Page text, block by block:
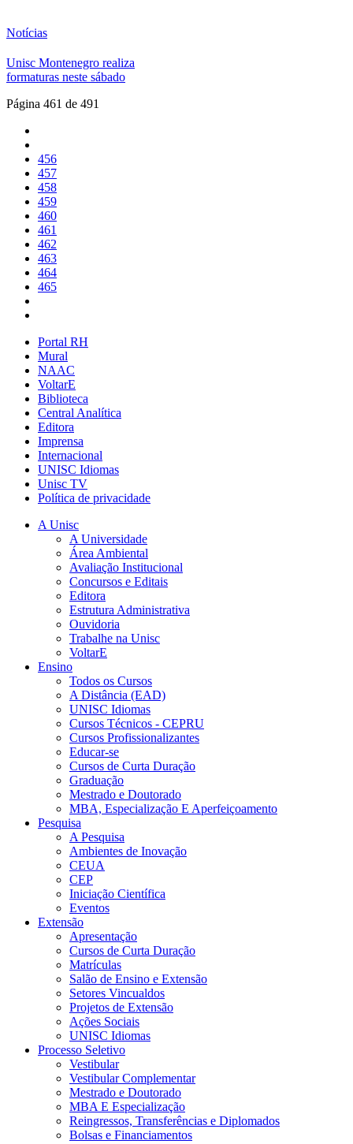
Notícias
Unisc Montenegro realiza
formaturas neste sábado
Página 461 de 491
456
457
458
459
460
461
462
463
464
465
Portal RH
Mural
NAAC
VoltarE
Biblioteca
Central Analítica
Editora
Imprensa
Internacional
UNISC Idiomas
Unisc TV
Política de privacidade
A Unisc
A Universidade
Área Ambiental
Avaliação Institucional
Concursos e Editais
Editora
Estrutura Administrativa
Ouvidoria
Trabalhe na Unisc
VoltarE
Ensino
Todos os Cursos
A Distância (EAD)
UNISC Idiomas
Cursos Técnicos - CEPRU
Cursos Profissionalizantes
Educar-se
Cursos de Curta Duração
Graduação
Mestrado e Doutorado
MBA, Especialização E Aperfeiçoamento
Pesquisa
A Pesquisa
Ambientes de Inovação
CEUA
CEP
Iniciação Científica
Eventos
Extensão
Apresentação
Cursos de Curta Duração
Matrículas
Salão de Ensino e Extensão
Setores Vincualdos
Projetos de Extensão
Ações Sociais
UNISC Idiomas
Processo Seletivo
Vestibular
Vestibular Complementar
Mestrado e Doutorado
MBA E Especialização
Reingressos, Transferências e Diplomados
Bolsas e Financiamentos